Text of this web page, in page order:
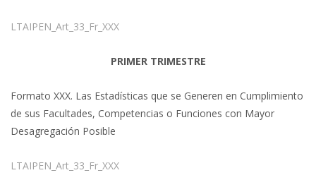
LTAIPEN_Art_33_Fr_XXX
PRIMER TRIMESTRE
Formato XXX. Las Estadísticas que se Generen en Cumplimiento
de sus Facultades, Competencias o Funciones con Mayor
Desagregación Posible
LTAIPEN_Art_33_Fr_XXX